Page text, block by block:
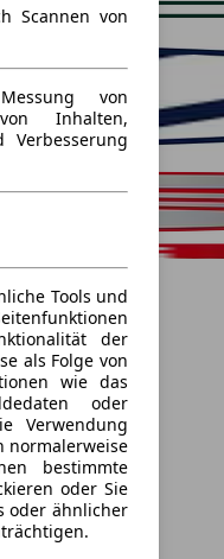
Scannen von
von
Inhalten,
Verbesserung
Tools und
der
als Folge von
wie das
oder
Verwendung
normalerweise
bestimmte
oder Sie
oder ähnlicher